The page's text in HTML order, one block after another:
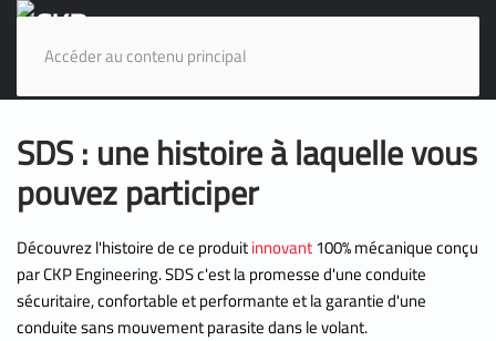
Accéder au contenu principal
SDS : une histoire à laquelle vous
pouvez participer
Découvrez l'histoire de ce produitinnovant100% mécanique conçu
par CKP Engineering. SDS c'est la promesse d'une conduite
sécuritaire, confortable et performante et la garantie d'une
conduite sans mouvement parasite dans le volant.